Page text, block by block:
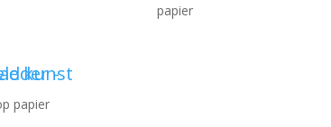
papier
papier